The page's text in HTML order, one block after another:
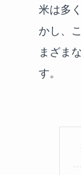
米は多
かし、
まざま
す。